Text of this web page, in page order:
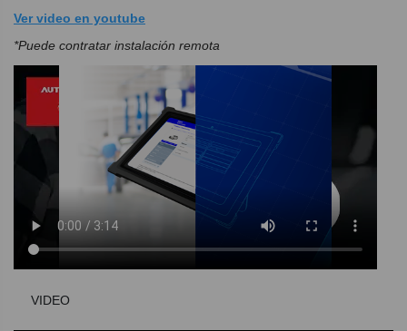
Ver video en youtube
*Puede contratar instalación remota
VIDEO